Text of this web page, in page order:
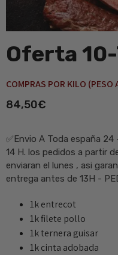
Oferta
COMPRAS POR KILO (PESO
84,50€
✅Envio A Toda españa
14 H. los pedidos a partir
enviaran el lunes , asi
entrega antes de 13H -
1k entrecot
1k filete pollo
1k ternera guisar
1k cinta adobada